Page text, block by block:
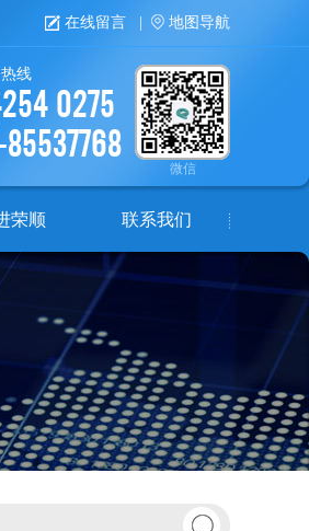
在线留言 地图导航
微信
线
0275
荣顺 联系我们